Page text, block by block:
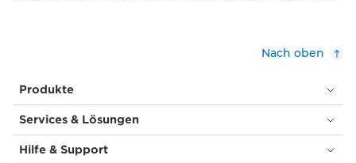
Nach oben
Produkte
Services & Lösungen
Hilfe & Support